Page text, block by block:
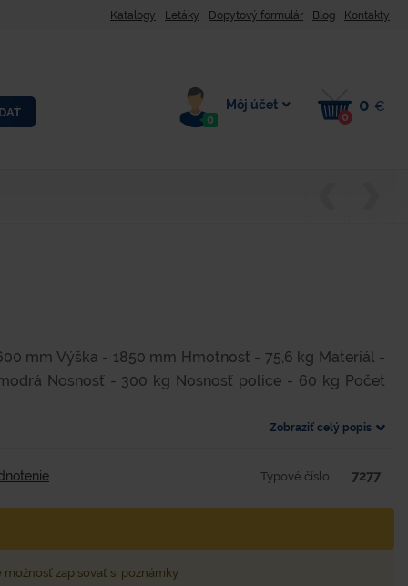
Katalogy Letáky Dopytový formulár Blog Kontakty
0
Môj účet
0
0 €
mm Výška - 1850 mm Hmotnosť - 75,6 kg Materiál -
Nosnosť - 300 kg Nosnosť police - 60 kg Počet
Zobraziť celý popis
Typové číslo 7277
možnosť zapisovať si poznámky